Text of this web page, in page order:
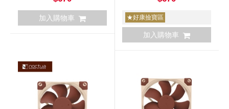
加入購物車 ★好康撿寶區
加入購物車